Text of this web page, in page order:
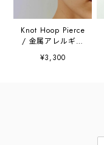
Knot Hoop Pierce
/ 金属アレルギー
対応
¥3,300